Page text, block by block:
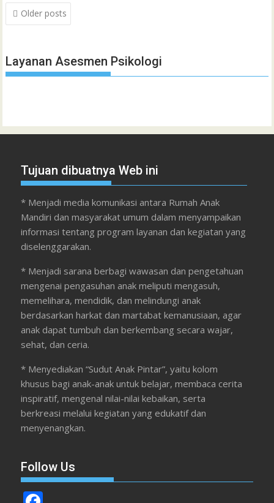
Posts
navigation
Older posts
Layanan Asesmen Psikologi
Tujuan dibuatnya Web ini
* Menjadi media komunikasi antara Rumah Anak
Mandiri dan masyarakat umum dalam menyampaikan
informasi tentang program layanan dan kegiatan yang
diselenggarakan.
* Menjadi sarana berbagi wawasan dan pengetahuan
mengenai pengasuhan anak meliputi mengasuh,
memelihara, mendidik, dan melindungi anak
berdasarkan harkat dan martabat kemanusiaan, agar
anak dapat tumbuh dan berkembang secara wajar,
sehat, dan ceria.
* Menyediakan “Sudut Anak Pintar”, yaitu kolom
khusus bagi anak-anak untuk belajar, membaca cerita
inspiratif, mengenal nilai-nilai kebaikan, serta
berkreasi melalui kegiatan yang edukatif dan
menyenangkan.
Follow Us